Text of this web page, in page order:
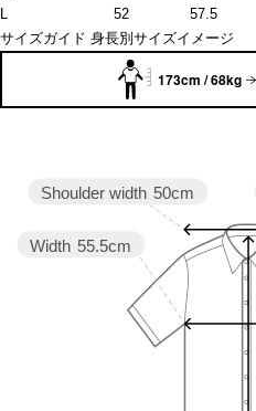
L
52 57.5
サイズガイド 身長別サイズイメージ
173cm / 68kg
Width 55.5cm
Shoulder width 50cm